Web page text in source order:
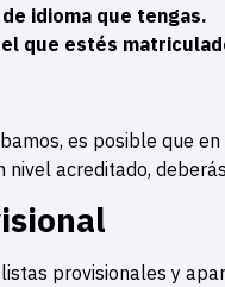
idioma que tengas.
que estés
es posible que
nivel acreditado,
provisionales y